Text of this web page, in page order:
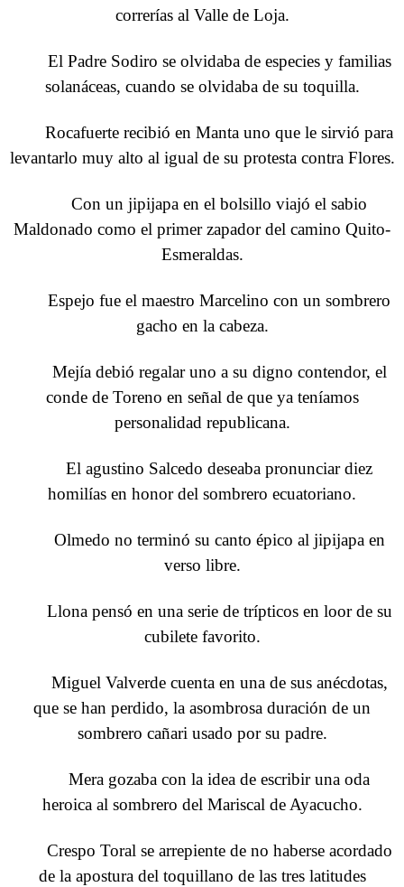
correrías al Valle de Loja.
El Padre Sodiro se olvidaba de especies y familias
solanáceas, cuando se olvidaba de su toquilla.
Rocafuerte recibió en Manta uno que le sirvió para
levantarlo muy alto al igual de su protesta contra Flores.
Con un jipijapa en el bolsillo viajó el sabio
Maldonado como el primer zapador del camino Quito-
Esmeraldas.
Espejo fue el maestro Marcelino con un sombrero
gacho en la cabeza.
Mejía debió regalar uno a su digno contendor, el
conde de Toreno en señal de que ya teníamos
personalidad republicana.
El agustino Salcedo deseaba pronunciar diez
homilías en honor del sombrero ecuatoriano.
Olmedo no terminó su canto épico al jipijapa en
verso libre.
Llona pensó en una serie de trípticos en loor de su
cubilete favorito.
Miguel Valverde cuenta en una de sus anécdotas,
que se han perdido, la asombrosa duración de un
sombrero cañari usado por su padre.
Mera gozaba con la idea de escribir una oda
heroica al sombrero del Mariscal de Ayacucho.
Crespo Toral se arrepiente de no haberse acordado
de la apostura del toquillano de las tres latitudes